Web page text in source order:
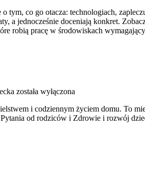
co go otacza: technologiach,
a jednocześnie doceniają konkret.
robią pracę w środowiskach
została wyłączona
i codziennym życiem domu. To
od rodziców i Zdrowie i rozwój